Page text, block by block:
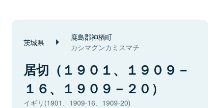
茨城県 鹿島郡神栖町
カシマグンカミスマチ
居切（１９０１、１９０９－
１６、１９０９－２０）
イギリ(1901、1909-16、1909-20)